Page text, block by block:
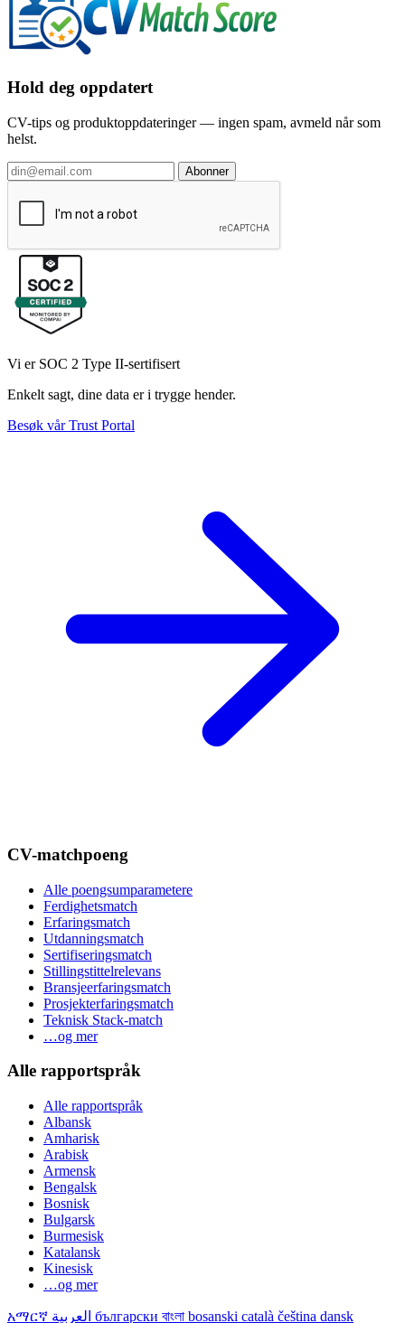
Hold deg oppdatert
CV-tips og produktoppdateringer — ingen spam, avmeld når som
helst.
Abonner
Vi er SOC 2 Type II-sertifisert
Enkelt sagt, dine data er i trygge hender.
Besøk vår Trust Portal
CV-matchpoeng
Alle poengsumparametere
Ferdighetsmatch
Erfaringsmatch
Utdanningsmatch
Sertifiseringsmatch
Stillingstittelrelevans
Bransjeerfaringsmatch
Prosjekterfaringsmatch
Teknisk Stack-match
…og mer
Alle rapportspråk
Alle rapportspråk
Albansk
Amharisk
Arabisk
Armensk
Bengalsk
Bosnisk
Bulgarsk
Burmesisk
Katalansk
Kinesisk
…og mer
አማርኛ български বাংলা bosanski català čeština dansk